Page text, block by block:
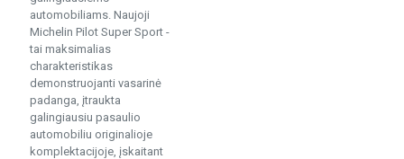
automobiliams. Naujoji
Michelin Pilot Super Sport -
tai maksimalias
charakteristikas
demonstruojanti vasarinė
padanga, įtraukta
galingiausiu pasaulio
automobiliu originalioje
komplektacijoje, įskaitant